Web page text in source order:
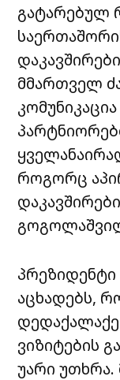
გატარებულ
მმართველ
როგორც
აცხადებს,
ვიზიტების
უარი უთხრა.